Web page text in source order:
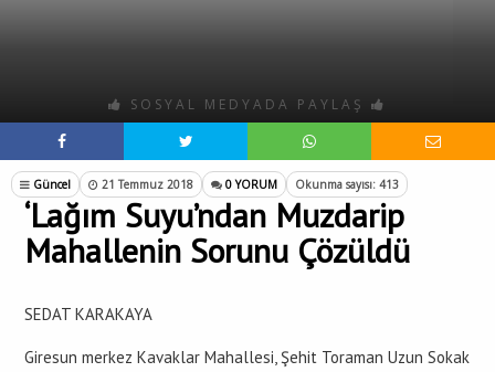
SOSYAL MEDYADA PAYLAŞ
Güncel 21 Temmuz 2018 0 YORUM Okunma sayısı: 413
‘Lağım Suyu’ndan Muzdarip
Mahallenin Sorunu Çözüldü
SEDAT KARAKAYA
Giresun merkez Kavaklar Mahallesi, Şehit Toraman Uzun Sokak